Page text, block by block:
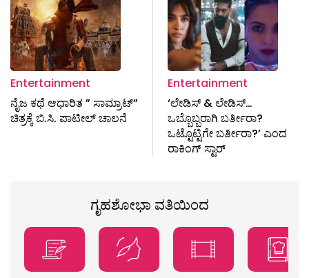
Entertainment
ನೈಜ ಕಥೆ ಆಧಾರಿತ ” ಸಾಮ್ರಾಟ್”
ಚಿತ್ರಕ್ಕೆ ಬಿ.ಸಿ. ಪಾಟೀಲ್ ಚಾಲನೆ
Entertainment
‘ಲೇಡಿಸ್ & ಲೇಡಿಸ್…
ಒಬ್ಬೊಬ್ಬರಾಗಿ ಬರ್ತೀರಾ?
ಒಟ್ಟೊಟ್ಟಿಗೇ ಬರ್ತೀರಾ?’ ಎಂದ
ರಾಕಿಂಗ್‌ ಸ್ಟಾರ್
ಗೃಹಶೋಭಾ ವತಿಯಿಂದ